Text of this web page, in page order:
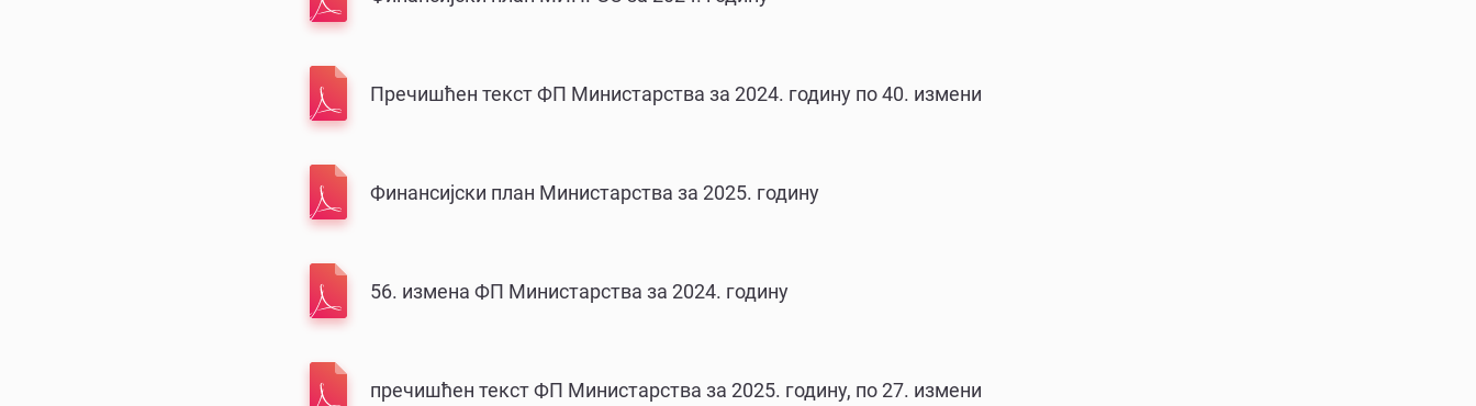
Пречишћен текст ФП Министарства за 2024. годину по 40. измени
Финансијски план Министарства за 2025. годину
56. измена ФП Министарства за 2024. годину
пречишћен текст ФП Министарства за 2025. годину, по 27. измени